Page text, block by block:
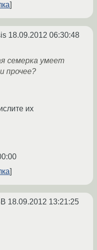
18.09.2012 06:30:48
семерка умеет
прочее?
их
18.09.2012 13:21:25